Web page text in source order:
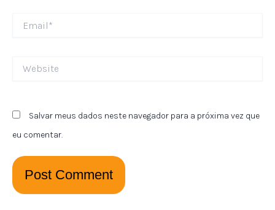
Salvar meus dados neste navegador para a próxima vez que
eu comentar.